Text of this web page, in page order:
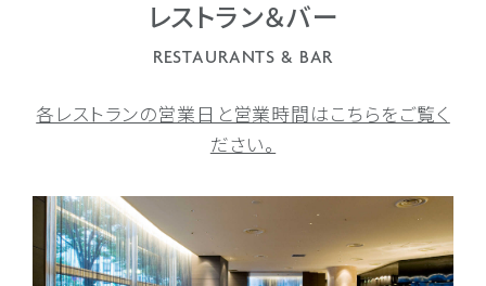
レストラン＆バー
RESTAURANTS & BAR
各レストランの営業日と営業時間はこちらをご覧く
ださい。